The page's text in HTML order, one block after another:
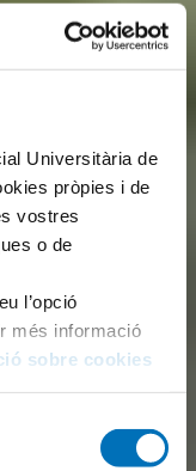
Universitària de
pròpies i de
vostres
o de
l’opció
més informació
sobre cookies